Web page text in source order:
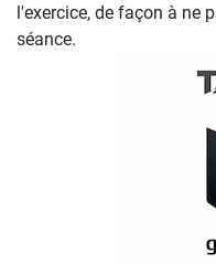
l'exercice, de façon à ne
séance.